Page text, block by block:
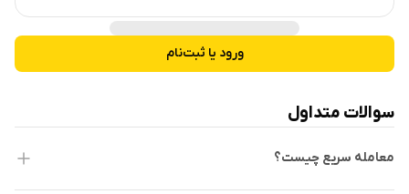
ورود یا ثبت‌نام
سوالات متداول
معامله سریع چیست؟